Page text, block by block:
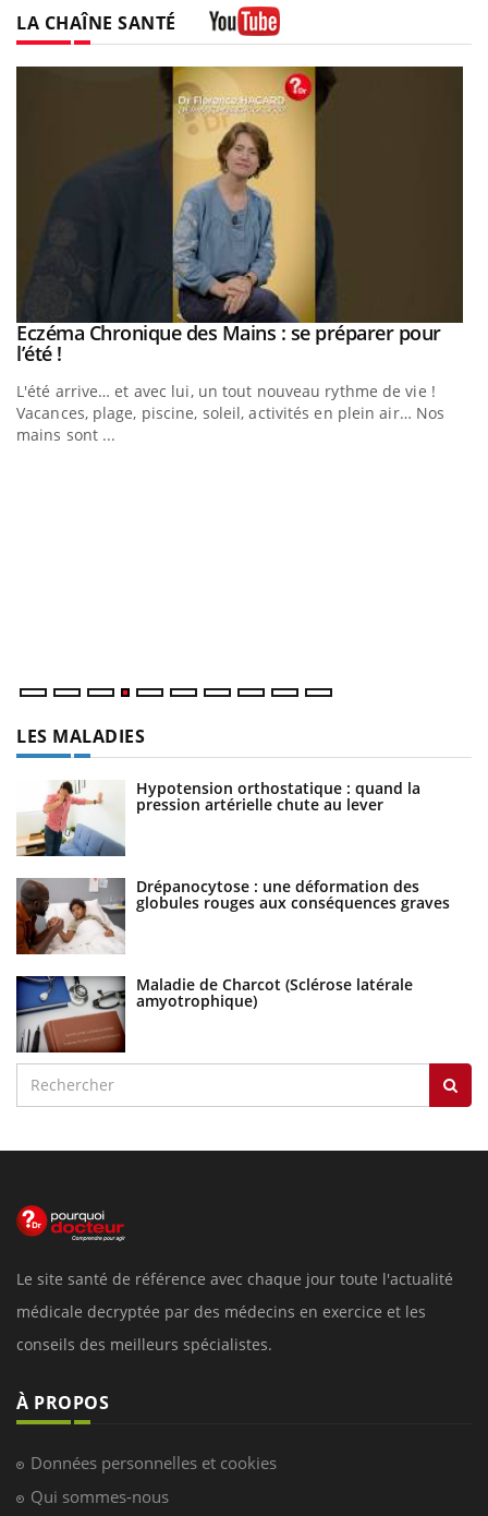
LA CHAÎNE SANTÉ
Youtube
Eczéma Chronique des Mains : se préparer pour
l’été !Youtube
L'été arrive… et avec lui, un tout nouveau rythme de vie !
Vacances, plage, piscine, soleil, activités en plein air… Nos
mains sont ...
LES MALADIES
Hypotension orthostatique : quand la
pression artérielle chute au lever
Drépanocytose : une déformation des
globules rouges aux conséquences graves
Maladie de Charcot (Sclérose latérale
amyotrophique)
Le site santé de référence avec chaque jour toute l'actualité
médicale decryptée par des médecins en exercice et les
conseils des meilleurs spécialistes.
À PROPOS
Données personnelles et cookies
Qui sommes-nous